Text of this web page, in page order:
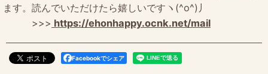
ます。読んでいただけたら嬉しいですヽ(^o^)丿
>>> https://ehonhappy.ocnk.net/mail
Facebookでシェア